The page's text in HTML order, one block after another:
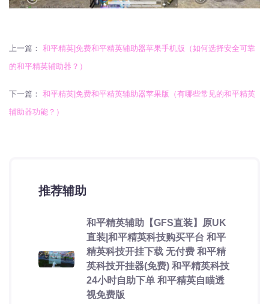
上一篇： 和平精英|免费和平精英辅助器苹果手机版（如何选择安全可靠
的和平精英辅助器？）
下一篇： 和平精英|免费和平精英辅助器苹果版（有哪些常见的和平精英
辅助器功能？）
推荐辅助
和平精英辅助【GFS直装】原UK
直装|和平精英科技购买平台 和平
精英科技开挂下载 无付费 和平精
英科技开挂器(免费) 和平精英科技
24小时自助下单 和平精英自瞄透
视免费版